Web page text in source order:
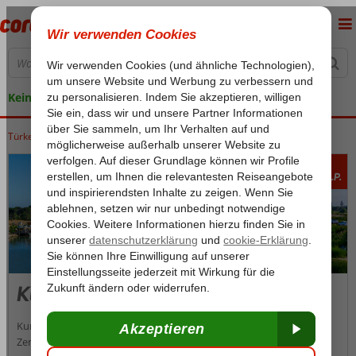
Keine versteckten Kosten
Home
Türkei Türkische Riviera Antalya Kundu
Ab 818 p.P.
Kundu
Kundu ist ein moderner Ferienort, der etwa 15 Kilometer vom
Zentrum Antalyas entfernt liegt. Er befindet sich neben dem